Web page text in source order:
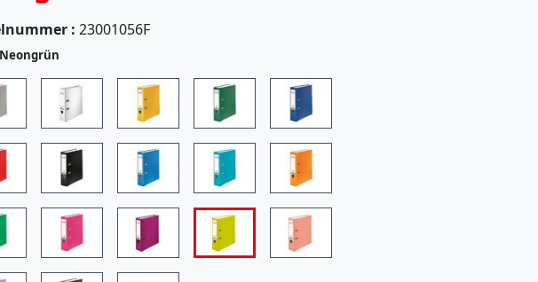
: 23001056F
Neongrün